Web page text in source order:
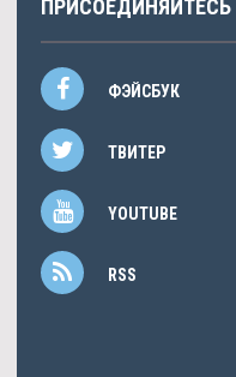
ПРИСОЕДИНЯЙТЕСЬ
ФЭЙСБУК
ТВИТЕР
YOUTUBE
RSS